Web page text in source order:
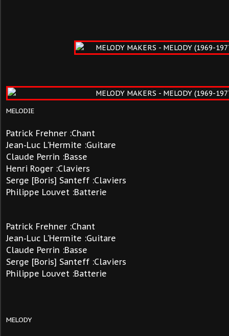
MELODIE
Patrick Frehner :Chant
Jean-Luc L'Hermite :Guitare
Claude Perrin :Basse
Henri Roger :Claviers
Serge [Boris] Santeff :Claviers
Philippe Louvet :Batterie
Patrick Frehner :Chant
Jean-Luc L'Hermite :Guitare
Claude Perrin :Basse
Serge [Boris] Santeff :Claviers
Philippe Louvet :Batterie
MELODY